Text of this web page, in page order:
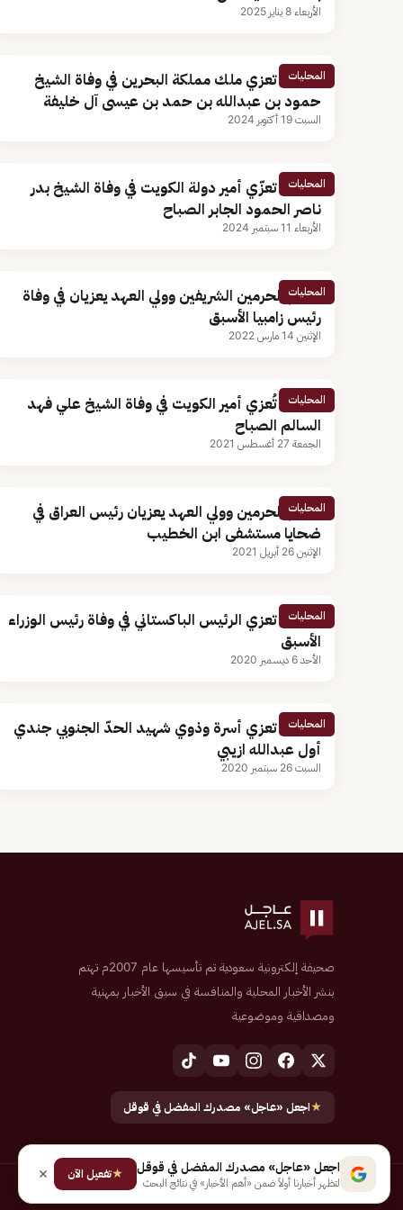
الأربعاء 8 يناير 2025
المحليات
القيادة تعزي ملك مملكة البحرين في وفاة الشيخ
حمود بن عبدالله بن حمد بن عيسى آل خليفة
السبت 19 أكتوبر 2024
المحليات
القيادة تعزّي أمير دولة الكويت في وفاة الشيخ بدر
ناصر الحمود الجابر الصباح
الأربعاء 11 سبتمبر 2024
المحليات
خادم الحرمين الشريفين وولي العهد يعزيان في وفاة
رئيس زامبيا الأسبق
الإثنين 14 مارس 2022
المحليات
القيادة تُعزي أمير الكويت في وفاة الشيخ علي فهد
السالم الصباح
الجمعة 27 أغسطس 2021
المحليات
خادم الحرمين وولي العهد يعزيان رئيس العراق في
ضحايا مستشفى ابن الخطيب
الإثنين 26 أبريل 2021
المحليات
القيادة تعزي الرئيس الباكستاني في وفاة رئيس الوزراء
الأسبق
الأحد 6 ديسمبر 2020
المحليات
القيادة تعزي أسرة وذوي شهيد الحدّ الجنوبي جندي
أول عبدالله ازيبي
السبت 26 سبتمبر 2020
صحيفة إلكترونية سعودية تم تأسيسها عام 2007م تهتم
بنشر الأخبار المحلية والمنافسة في سبق الأخبار بمهنية
ومصداقية وموضوعية
★اجعل «عاجل» مصدرك المفضل في قوقل
جميع الحقوق محفوظة لـ شركة إيجاز للنشر الإلكتروني المالكة لصحيفة عاجل
اجعل «عاجل» مصدرك المفضل في قوقل
لتظهر أخبارنا أولاً ضمن «أهم الأخبار» في نتائج البحث
★تفعيل الآن